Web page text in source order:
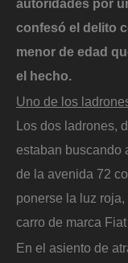
autoridades por
confesó el delito
menor de edad
el hecho.
Uno de los
Los dos ladrones,
estaban buscando
de la avenida 72
ponerse la luz
carro de marca
En el asiento de